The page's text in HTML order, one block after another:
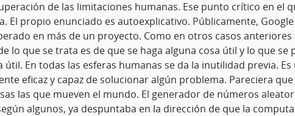
de las limitaciones humanas. Ese punto crítico en el
propio enunciado es autoexplicativo. Públicamente,
en más de un proyecto. Como en otros casos
lo que se trata es de que se haga alguna cosa útil y lo que
En todas las esferas humanas se da la inutilidad previa.
eficaz y capaz de solucionar algún problema. Pareciera
las que mueven el mundo. El generador de números
algunos, ya despuntaba en la dirección de que la